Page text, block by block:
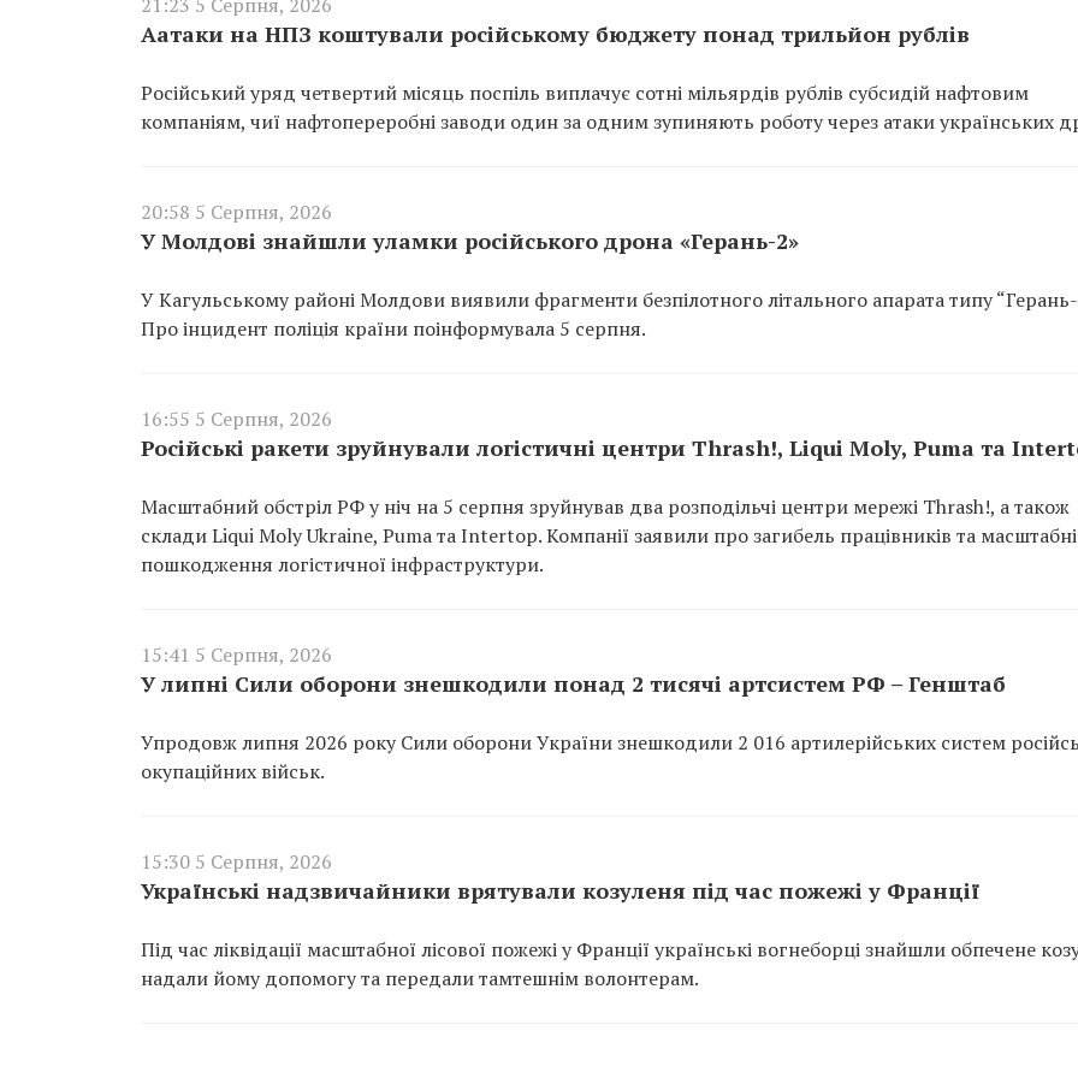
Аатаки на НПЗ коштували російському бюджету понад трильйон рублів
Російський уряд четвертий місяць поспіль виплачує сотні мільярдів рублів субсидій нафтовим
компаніям, чиї нафтопереробні заводи один за одним зупиняють роботу через атаки українських
20:58 5 Серпня, 2026
У Молдові знайшли уламки російського дрона «Герань-2»
У Кагульському районі Молдови виявили фрагменти безпілотного літального апарата типу “Герань-
Про інцидент поліція країни поінформувала 5 серпня.
16:55 5 Серпня, 2026
Російські ракети зруйнували логістичні центри Thrash!, Liqui Moly, Puma та
Масштабний обстріл РФ у ніч на 5 серпня зруйнував два розподільчі центри мережі Thrash!, а також
склади Liqui Moly Ukraine, Puma та Intertop. Компанії заявили про загибель працівників та масштабні
пошкодження логістичної інфраструктури.
15:41 5 Серпня, 2026
У липні Сили оборони знешкодили понад 2 тисячі артсистем РФ – Генштаб
Упродовж липня 2026 року Сили оборони України знешкодили 2 016 артилерійських систем
окупаційних військ.
15:30 5 Серпня, 2026
Українські надзвичайники врятували козуленя під час пожежі у Франції
Під час ліквідації масштабної лісової пожежі у Франції українські вогнеборці знайшли обпечене
надали йому допомогу та передали тамтешнім волонтерам.